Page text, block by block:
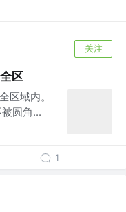
关注
区
区域内。
圆角...
1